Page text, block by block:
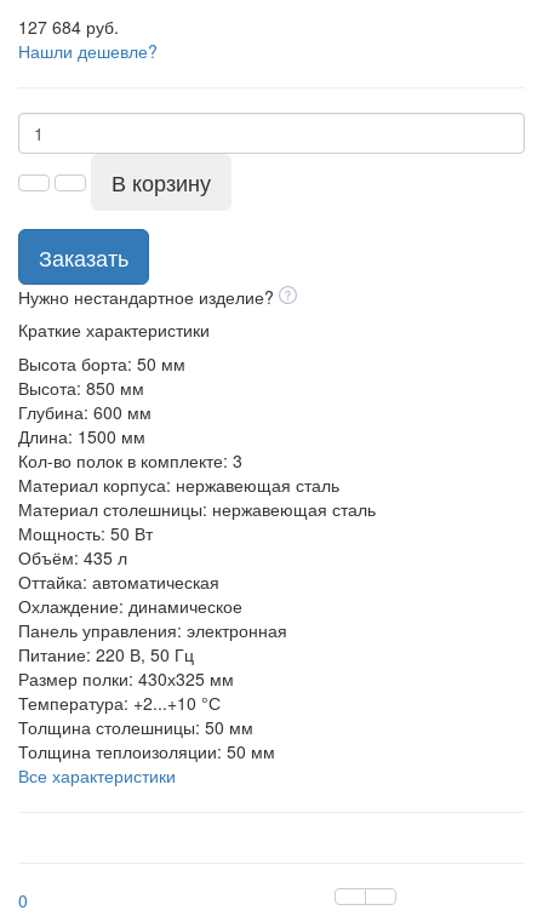
127 684 руб.
Нашли дешевле?
В корзину
Заказать
Нужно нестандартное изделие?
Краткие характеристики
Высота борта: 50 мм
Высота: 850 мм
Глубина: 600 мм
Длина: 1500 мм
Кол-во полок в комплекте: 3
Материал корпуса: нержавеющая сталь
Материал столешницы: нержавеющая сталь
Мощность: 50 Вт
Объём: 435 л
Оттайка: автоматическая
Охлаждение: динамическое
Панель управления: электронная
Питание: 220 В, 50 Гц
Размер полки: 430х325 мм
Температура: +2...+10 °С
Толщина столешницы: 50 мм
Толщина теплоизоляции: 50 мм
Все характеристики
0